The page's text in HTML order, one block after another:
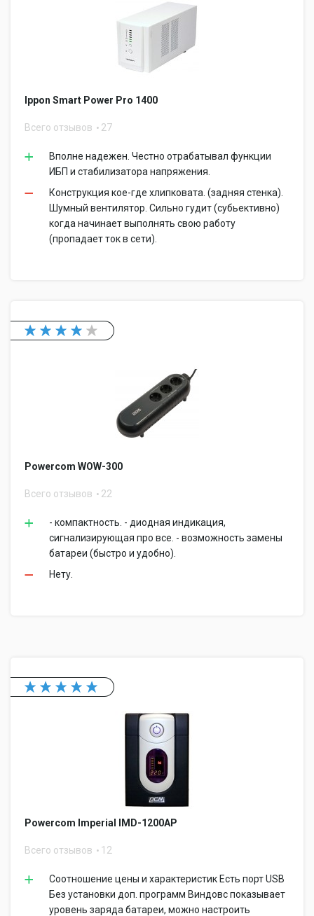
Ippon Smart Power Pro 1400
Всего отзывов 27
Вполне надежен. Честно отрабатывал функции
ИБП и стабилизатора напряжения.
Конструкция кое-где хлипковата. (задняя стенка).
Шумный вентилятор. Сильно гудит (субьективно)
когда начинает выполнять свою работу
(пропадает ток в сети).
Powercom WOW-300
Всего отзывов 22
- компактность. - диодная индикация,
сигнализирующая про все. - возможность замены
батареи (быстро и удобно).
Нету.
Powercom Imperial IMD-1200AP
Всего отзывов 12
Соотношение цены и характеристик Есть порт USB
Без установки доп. программ Виндовс показывает
уровень заряда батареи, можно настроить